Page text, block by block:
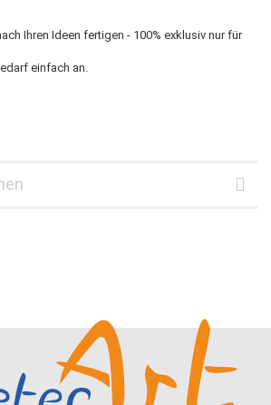
Ihren Ideen fertigen - 100% exklusiv nur für
einfach an.